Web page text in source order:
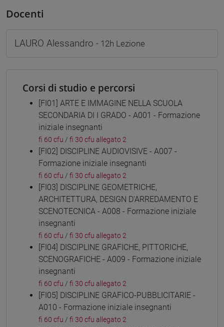
Docenti
LAURO Alessandro - 12h Lezione
Corsi di studio e percorsi
[FI01] ARTE E IMMAGINE NELLA SCUOLA
SECONDARIA DI I GRADO - A001 - Formazione
iniziale insegnanti
fi 60 cfu / fi 30 cfu allegato 2
[FI02] DISCIPLINE AUDIOVISIVE - A007 -
Formazione iniziale insegnanti
fi 60 cfu / fi 30 cfu allegato 2
[FI03] DISCIPLINE GEOMETRICHE,
ARCHITETTURA, DESIGN D'ARREDAMENTO E
SCENOTECNICA - A008 - Formazione iniziale
insegnanti
fi 60 cfu / fi 30 cfu allegato 2
[FI04] DISCIPLINE GRAFICHE, PITTORICHE,
SCENOGRAFICHE - A009 - Formazione iniziale
insegnanti
fi 60 cfu / fi 30 cfu allegato 2
[FI05] DISCIPLINE GRAFICO-PUBBLICITARIE -
A010 - Formazione iniziale insegnanti
fi 60 cfu / fi 30 cfu allegato 2